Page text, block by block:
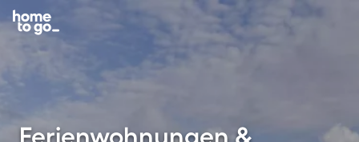
Ferienwohnungen &